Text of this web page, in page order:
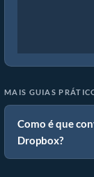
MAIS GUIAS
Como é que
Dropbox?